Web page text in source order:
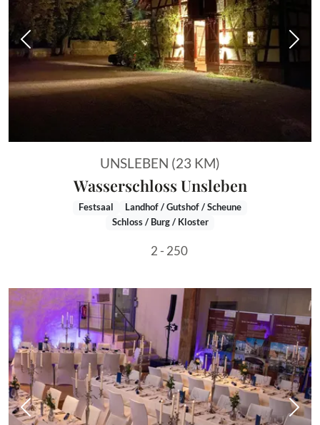
Vorheriges Bild
UNSLEBEN (23 KM)
Wasserschloss Unsleben
Festsaal
Landhof / Gutshof / Scheune
Schloss / Burg / Kloster
2 - 250
Vorheriges Bild